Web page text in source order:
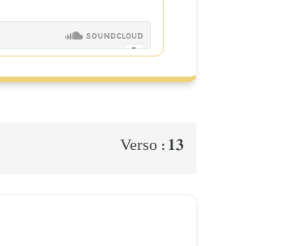
Verso : 13